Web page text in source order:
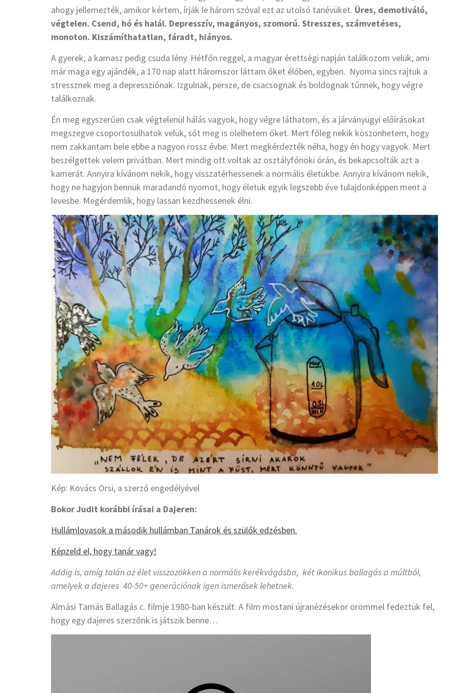
ahogy jellemezték, amikor kértem, írják le három szóval ezt az utolsó tanévüket. Üres, demotiváló,
végtelen. Csend, hó és halál. Depresszív, magányos, szomorú. Stresszes, számvetéses,
monoton. Kiszámíthatatlan, fáradt, hiányos.
A gyerek, a kamasz pedig csuda lény. Hétfőn reggel, a magyar érettségi napján találkozom velük, ami
már maga egy ajándék, a 170 nap alatt háromszor láttam őket élőben, egyben. Nyoma sincs rajtuk a
stressznek meg a depressziónak. Izgulnak, persze, de csacsognak és boldognak tűnnek, hogy végre
találkoznak.
Én meg egyszerűen csak végtelenül hálás vagyok, hogy végre láthatom, és a járványügyi előírásokat
megszegve csoportosulhatok velük, sőt meg is ölelhetem őket. Mert főleg nekik köszönhetem, hogy
nem zakkantam bele ebbe a nagyon rossz évbe. Mert megkérdezték néha, hogy én hogy vagyok. Mert
beszélgettek velem privátban. Mert mindig ott voltak az osztályfőnöki órán, és bekapcsolták azt a
kamerát. Annyira kívánom nekik, hogy visszatérhessenek a normális életükbe. Annyira kívánom nekik,
hogy ne hagyjon bennük maradandó nyomot, hogy életük egyik legszebb éve tulajdonképpen ment a
levesbe. Megérdemlik, hogy lassan kezdhessenek élni.
Kép: Kovács Orsi, a szerző engedélyével
Bokor Judit korábbi írásai a Dajeren:
Hullámlovasok a második hullámban Tanárok és szülők edzésben.
Képzeld el, hogy tanár vagy!
Addig is, amíg talán az élet visszazökken a normális kerékvágásba, két ikonikus ballagás a múltból,
amelyek a dajeres 40-50+ generációnak igen ismerősek lehetnek.
Almási Tamás Ballagás c. filmje 1980-ban készült. A film mostani újranézésekor örömmel fedeztük fel,
hogy egy dajeres szerzőnk is játszik benne…